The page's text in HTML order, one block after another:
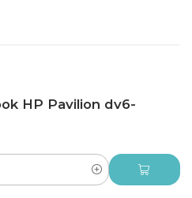
HP Pavilion dv6-